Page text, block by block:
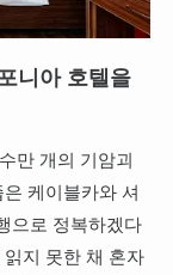
니아 호텔을
만 개의 기암괴
케이블카와 셔
으로 정복하겠다
지 못한 채 혼자